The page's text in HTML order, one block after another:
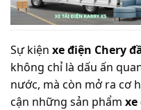
Sự kiện xe điện Chery
không chỉ là dấu ấn
nước, mà còn mở ra cơ
cận những sản phẩm